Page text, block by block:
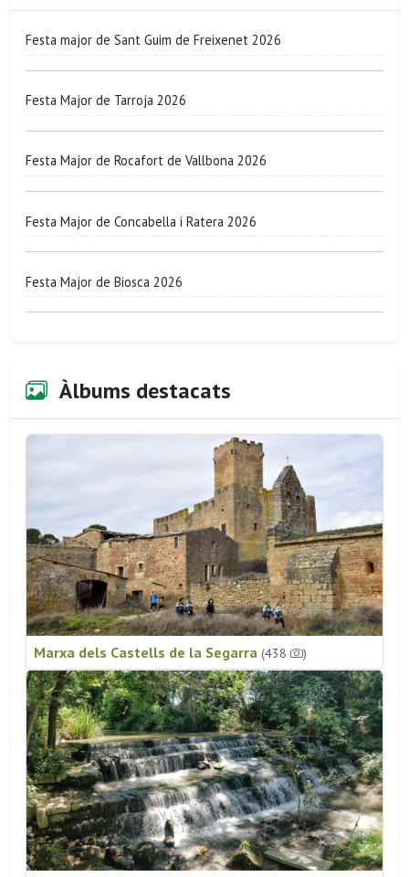
Festa major de Sant Guim de Freixenet 2026
Festa Major de Tarroja 2026
Festa Major de Rocafort de Vallbona 2026
Festa Major de Concabella i Ratera 2026
Festa Major de Biosca 2026
Àlbums destacats
Marxa dels Castells de la Segarra (438 )